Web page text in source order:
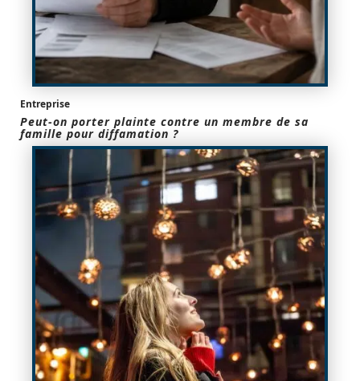
Entreprise
Peut-on porter plainte contre un membre de sa
famille pour diffamation ?